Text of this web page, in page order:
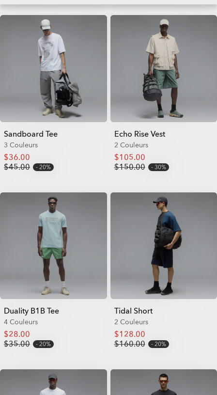
Sandboard Tee
3 Couleurs
$36.00
$45.00
20%
Echo Rise Vest
2 Couleurs
$105.00
$150.00
30%
Duality B1B Tee
4 Couleurs
$28.00
$35.00
20%
Tidal Short
2 Couleurs
$128.00
$160.00
20%